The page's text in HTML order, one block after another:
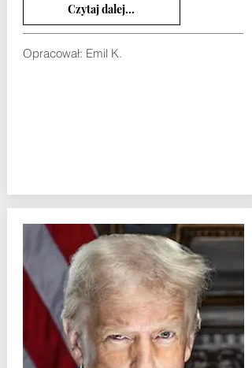
Czytaj dalej...
Opracował: Emil K.